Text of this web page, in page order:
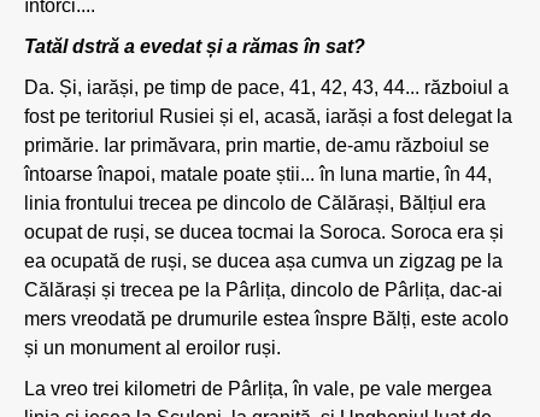
întorci....
Tatăl dstră a evedat și a rămas în sat?
Da. Și, iarăși, pe timp de pace, 41, 42, 43, 44... războiul a
fost pe teritoriul Rusiei și el, acasă, iarăși a fost delegat la
primărie. Iar primăvara, prin martie, de-amu războiul se
întoarse înapoi, matale poate știi... în luna martie, în 44,
linia frontului trecea pe dincolo de Călărași, Bălțiul era
ocupat de ruși, se ducea tocmai la Soroca. Soroca era și
ea ocupată de ruși, se ducea așa cumva un zigzag pe la
Călărași și trecea pe la Pârlița, dincolo de Pârlița, dac-ai
mers vreodată pe drumurile estea înspre Bălți, este acolo
și un monument al eroilor ruși.
La vreo trei kilometri de Pârlița, în vale, pe vale mergea